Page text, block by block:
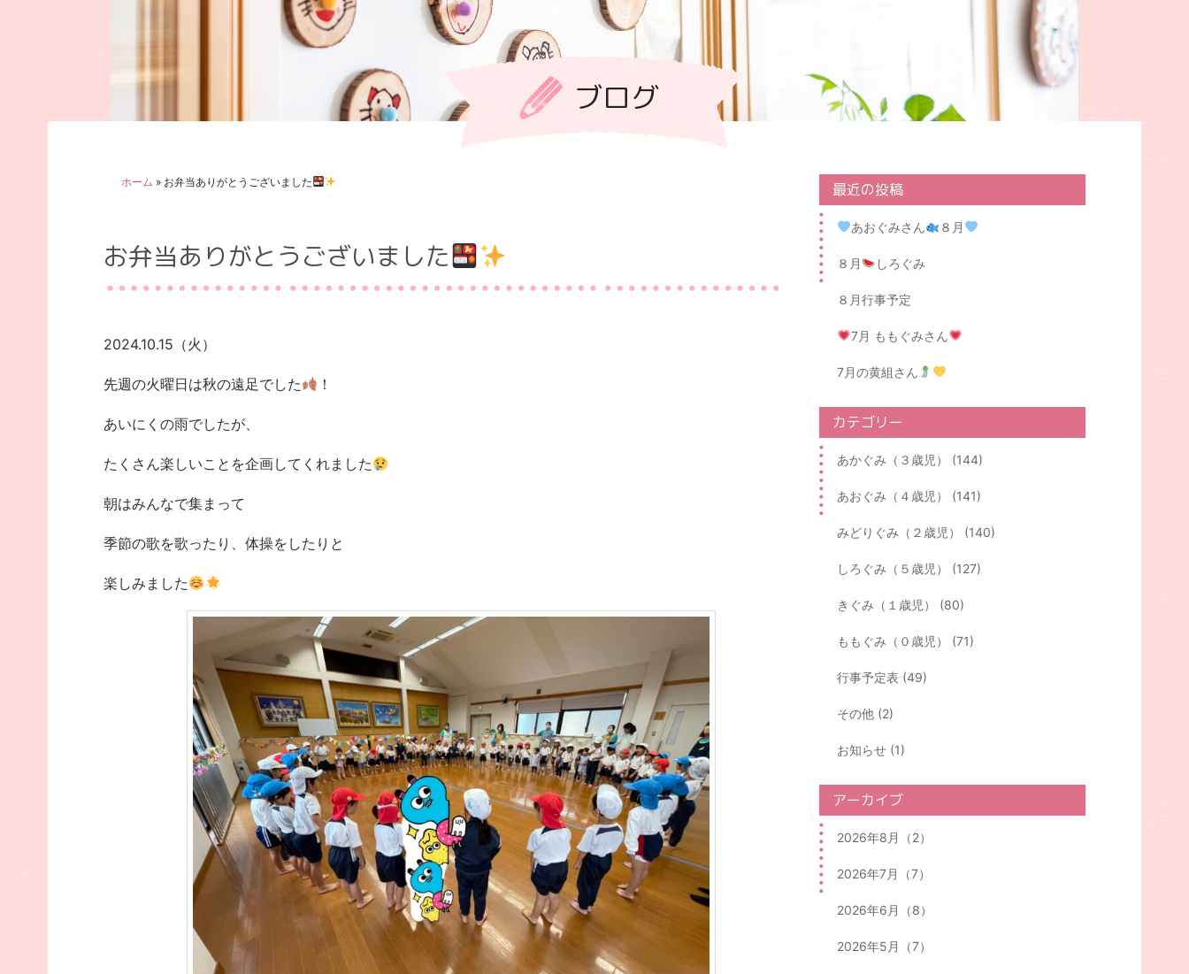
ブログ
ホーム » お弁当ありがとうございました
お弁当ありがとうございました
2024.10.15（火）
先週の火曜日は秋の遠足でした ！
あいにくの雨でしたが、
たくさん楽しいことを企画してくれました
朝はみんなで集まって
季節の歌を歌ったり、体操をしたりと
楽しみました
最近の投稿
あおぐみさん ８月
８月 しろぐみ
８月行事予定
7月 ももぐみさん
7月の黄組さん
カテゴリー
あかぐみ（３歳児） (144)
あおぐみ（４歳児） (141)
みどりぐみ（２歳児） (140)
しろぐみ（５歳児） (127)
きぐみ（１歳児） (80)
ももぐみ（０歳児） (71)
行事予定表 (49)
その他 (2)
お知らせ (1)
アーカイブ
2026年8月（2）
2026年7月（7）
2026年6月（8）
2026年5月（7）